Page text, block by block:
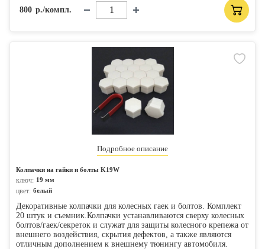
800 р./компл.
Подробное описание
Колпачки на гайки и болты K19W
ключ: 19 мм
цвет: белый
Декоративные колпачки для колесных гаек и болтов. Комплект
20 штук и съемник.Колпачки устанавливаются сверху колесных
болтов/гаек/секреток и служат для защиты колесного крепежа от
внешнего воздействия, скрытия дефектов, а также являются
отличным дополнением к внешнему тюнингу автомобиля.